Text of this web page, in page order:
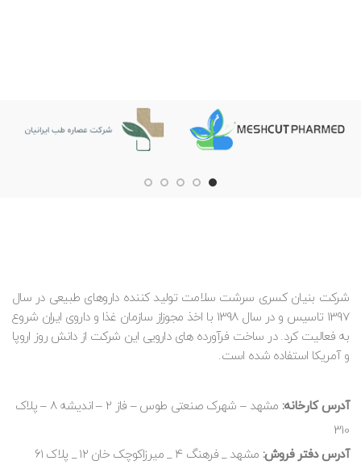
شرکت بنیان کسری سرشت سلامت تولید کننده داروهای طبیعی در سال
1397 تاسیس و در سال 1398 با اخذ مجوزاز سازمان غذا و داروی ایران شروع
به فعالیت کرد. در ساخت فرآورده های دارویی این شرکت از دانش روز اروپا
و آمریکا استفاده شده است.
آدرس کارخانه:
مشهد – شهرک صنعتی طوس – فاز 2 – اندیشه 8 – پلاک
310
آدرس دفتر فروش: مشهد _ فرهنگ ۴ _ میرزاکوچک خان ۱۲ _ پلاک ۶۱